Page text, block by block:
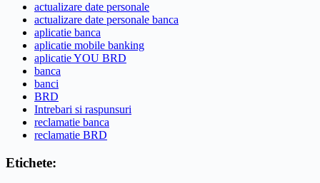
actualizare date personale
actualizare date personale banca
aplicatie banca
aplicatie mobile banking
aplicatie YOU BRD
banca
banci
BRD
Intrebari si raspunsuri
reclamatie banca
reclamatie BRD
Etichete: